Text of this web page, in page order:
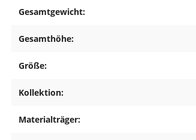
Gesamtgewicht:
Gesamthöhe:
Größe:
Kollektion:
Materialträger: